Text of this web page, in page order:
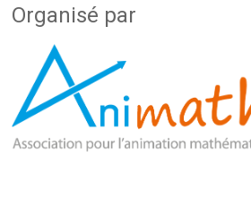
Organisé par